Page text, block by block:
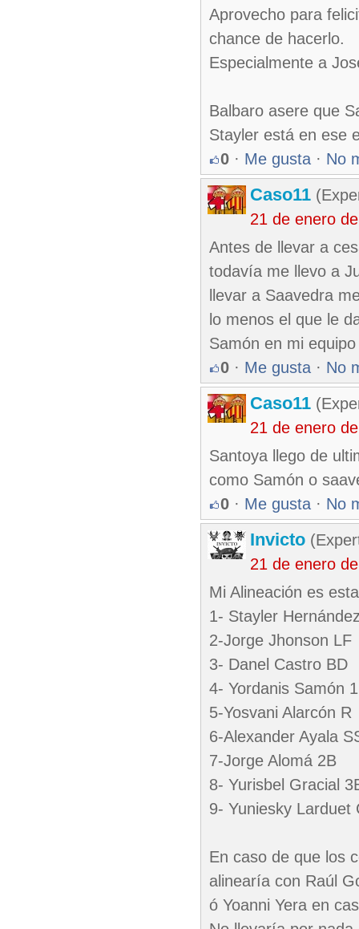
Aprovecho para
chance de hacerlo.
Especialmente a
Balbaro asere que
Stayler está en ese
0 · Me gusta · No
Caso11
21 de enero
Antes de llevar a
todavía me llevo a
llevar a Saavedra
lo menos el que le
Samón en mi
0 · Me gusta · No
Caso11
21 de enero
Santoya llego de
como Samón o
0 · Me gusta · No
Invicto
21 de enero
Mi Alineación es
1- Stayler
2-Jorge Jhonson LF
3- Danel Castro BD
4- Yordanis Samón
5-Yosvani Alarcón R
6-Alexander Ayala
7-Jorge Alomá 2B
8- Yurisbel Gracial
9- Yuniesky Larduet
En caso de que los
alinearía con Raúl
ó Yoanni Yera en